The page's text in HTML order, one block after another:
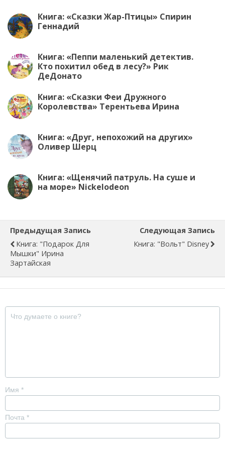
Книга: «Сказки Жар-Птицы» Спирин
Геннадий
Книга: «Пеппи маленький детектив.
Кто похитил обед в лесу?» Рик
ДеДонато
Книга: «Сказки Феи Дружного
Королевства» Терентьева Ирина
Книга: «Друг, непохожий на других»
Оливер Шерц
Книга: «Щенячий патруль. На суше и
на море» Nickelodeon
Предыдущая Запись
Книга: "Подарок Для
Мышки" Ирина
Зартайская
Следующая Запись
Книга: "Вольт" Disney
Имя *
Почта *